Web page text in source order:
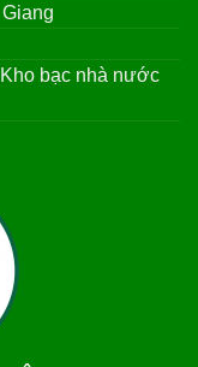
bạc nhà nước